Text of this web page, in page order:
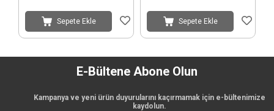
Sepete Ekle Sepete Ekle
E-Bültene Abone Olun
Kampanya ve yeni ürün duyurularını kaçırmamak için e-bültenimize
kaydolun.